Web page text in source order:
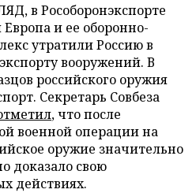
в Рособоронэкспорте
и ее оборонно-
утратили Россию в
вооружений. В
российского оружия
Секретарь Совбеза
, что после
военной операции на
оружие значительно
доказало свою
действиях.